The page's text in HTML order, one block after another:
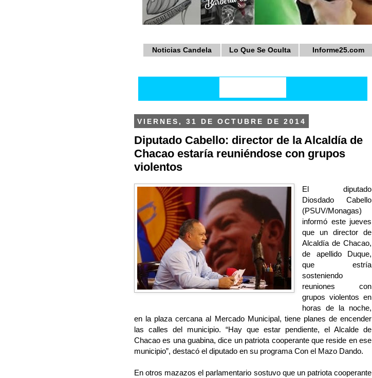
Noticias Candela Lo Que Se Oculta Informe25.com
VIERNES, 31 DE OCTUBRE DE 2014
Diputado Cabello: director de la Alcaldía de
Chacao estaría reuniéndose con grupos
violentos
El diputado
Diosdado Cabello
(PSUV/Monagas)
informó este jueves
que un director de
Alcaldía de Chacao,
de apellido Duque,
que estría
sosteniendo
reuniones con
grupos violentos en
horas de la noche,
en la plaza cercana al Mercado Municipal, tiene planes de encender
las calles del municipio. “Hay que estar pendiente, el Alcalde de
Chacao es una guabina, dice un patriota cooperante que reside en ese
municipio”, destacó el diputado en su programa Con el Mazo Dando.
En otros mazazos el parlamentario sostuvo que un patriota cooperante